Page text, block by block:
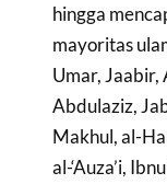
hingga
mayoritas
Umar, Jaabir,
Abdulaziz,
Makhul, al-
al-‘Auza’i,